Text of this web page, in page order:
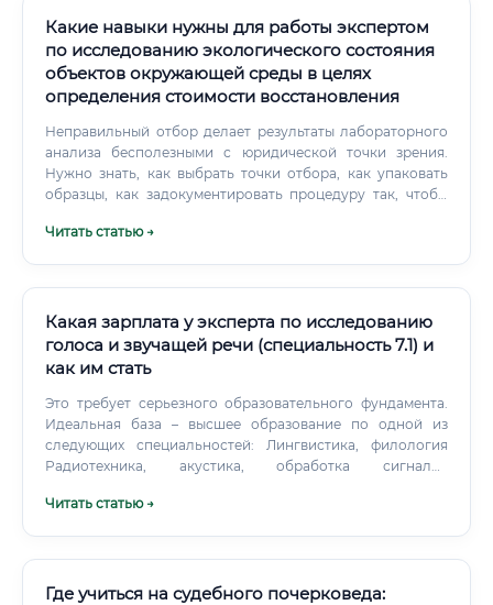
Какие навыки нужны для работы экспертом
по исследованию экологического состояния
объектов окружающей среды в целях
определения стоимости восстановления
Неправильный отбор делает результаты лабораторного
анализа бесполезными с юридической точки зрения.
Нужно знать, как выбрать точки отбора, как упаковать
образцы, как задокументировать процедуру так, чтобы
Читать статью →
Какая зарплата у эксперта по исследованию
голоса и звучащей речи (специальность 7.1) и
как им стать
Это требует серьезного образовательного фундамента.
Идеальная база – высшее образование по одной из
следующих специальностей: Лингвистика, филология
Радиотехника, акустика, обработка сигналов
Информационная безопасность После получения
7.1).
Читать статью →
Где учиться на судебного почерковеда: